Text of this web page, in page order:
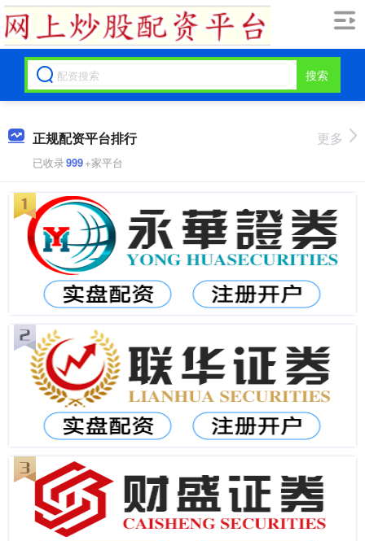
搜索
正规配资平台排行
已收录999+家平台
更多